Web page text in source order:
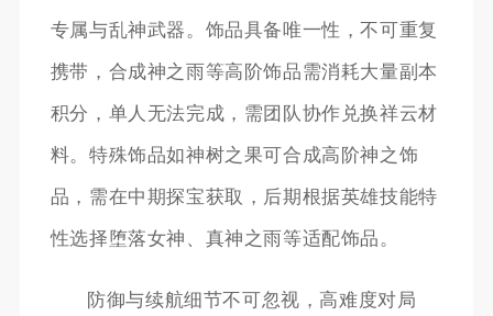
专属与乱神武器。饰品具备唯一性，不可重复
携带，合成神之雨等高阶饰品需消耗大量副本
积分，单人无法完成，需团队协作兑换祥云材
料。特殊饰品如神树之果可合成高阶神之饰
品，需在中期探宝获取，后期根据英雄技能特
性选择堕落女神、真神之雨等适配饰品。
防御与续航细节不可忽视，高难度对局